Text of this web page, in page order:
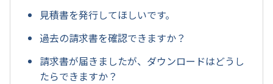
見積書を発行してほしいです。
過去の請求書を確認できますか？
請求書が届きましたが、ダウンロードはどうし
たらできますか？